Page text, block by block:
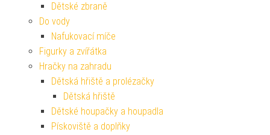
Dětské zbraně
Do vody
Nafukovací míče
Figurky a zvířátka
Hračky na zahradu
Dětská hřiště a prolézačky
Dětská hřiště
Dětské houpačky a houpadla
Pískoviště a doplňky